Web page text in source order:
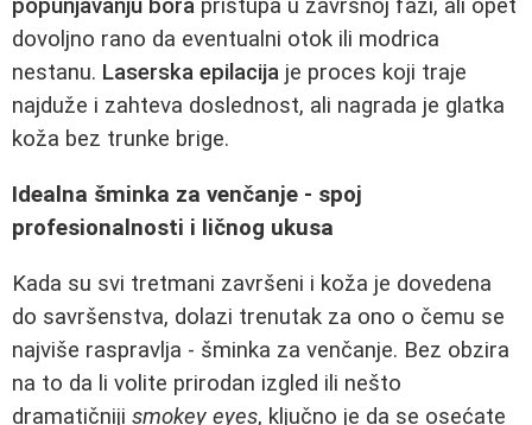
popunjavanju bora pristupa u završnoj fazi, ali opet
dovoljno rano da eventualni otok ili modrica
nestanu. Laserska epilacija je proces koji traje
najduže i zahteva doslednost, ali nagrada je glatka
koža bez trunke brige.
Idealna šminka za venčanje - spoj
profesionalnosti i ličnog ukusa
Kada su svi tretmani završeni i koža je dovedena
do savršenstva, dolazi trenutak za ono o čemu se
najviše raspravlja - šminka za venčanje. Bez obzira
na to da li volite prirodan izgled ili nešto
dramatičniji smokey eyes, ključno je da se osećate